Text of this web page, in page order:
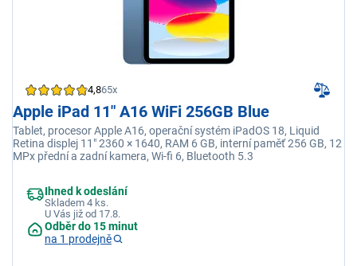
4,865x
Apple iPad 11" A16 WiFi 256GB Blue
Tablet, procesor Apple A16, operační systém iPadOS 18, Liquid
Retina displej 11" 2360 × 1640, RAM 6 GB, interní paměť 256 GB, 12
MPx přední a zadní kamera, Wi-fi 6, Bluetooth 5.3
Ihned k odeslání
Skladem 4 ks.
U Vás již od 17.8.
Odběr do 15 minut
na 1 prodejně